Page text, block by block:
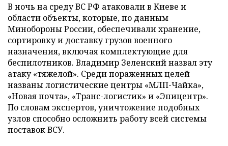
В ночь на среду ВС РФ атаковали в Киеве и
области объекты, которые, по данным
Минобороны России, обеспечивали хранение,
сортировку и доставку грузов военного
назначения, включая комплектующие для
беспилотников. Владимир Зеленский назвал эту
атаку «тяжелой». Среди пораженных целей
названы логистические центры «МЛП-Чайка»,
«Новая почта», «Транс-логистик» и «Эпицентр».
По словам экспертов, уничтожение подобных
узлов способно осложнить работу всей системы
поставок ВСУ.